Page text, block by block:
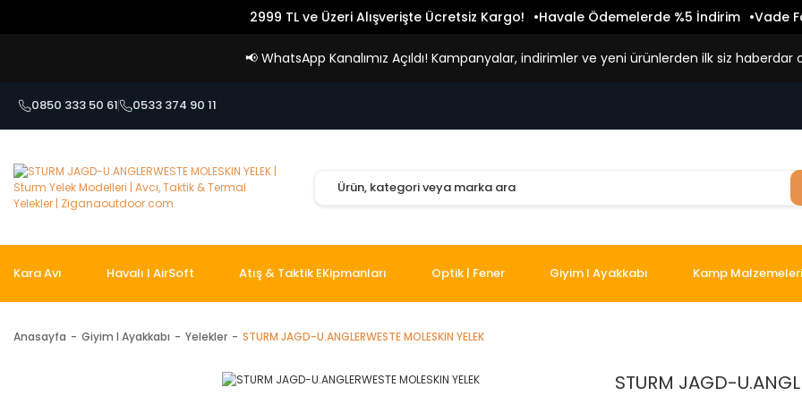
2999 TL ve Üzeri Alışverişte Ücretsiz Kargo! Havale Ödemelerde %5 İndirim Vade
📢 WhatsApp Kanalımız Açıldı! Kampanyalar, indirimler ve yeni ürünlerden ilk siz haberdar
0850 333 50 61 0533 374 90 11
Kara Avı Havalı I AirSoft Atış & Taktik EKipmanları Optik | Fener Giyim I Ayakkabı Kamp Malzemeleri
Anasayfa Giyim I Ayakkabı Yelekler STURM JAGD-U.ANGLERWESTE MOLESKIN YELEK
STURM JAGD-